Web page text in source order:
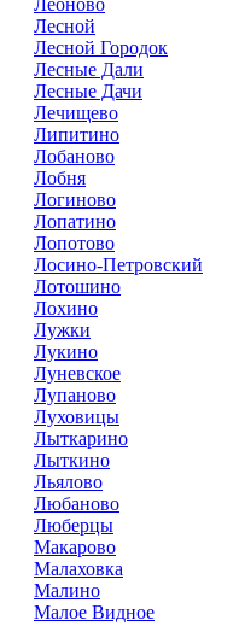
Леоново
Лесной
Лесной Городок
Лесные Дали
Лесные Дачи
Лечищево
Липитино
Лобаново
Лобня
Логиново
Лопатино
Лопотово
Лосино-Петровский
Лотошино
Лохино
Лужки
Лукино
Луневское
Лупаново
Луховицы
Лыткарино
Лыткино
Льялово
Любаново
Люберцы
Макарово
Малаховка
Малино
Малое Видное